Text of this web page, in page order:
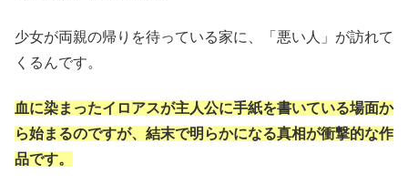
少女が両親の帰りを待っている家に、「悪い人」が訪れて
くるんです。
血に染まったイロアスが主人公に手紙を書いている場面か
ら始まるのですが、結末で明らかになる真相が衝撃的な作
品です。